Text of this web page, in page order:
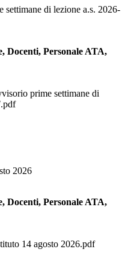
di lezione a.s. 2026-
Docenti, Personale ATA,
prime settimane di
2026
Docenti, Personale ATA,
14 agosto 2026.pdf